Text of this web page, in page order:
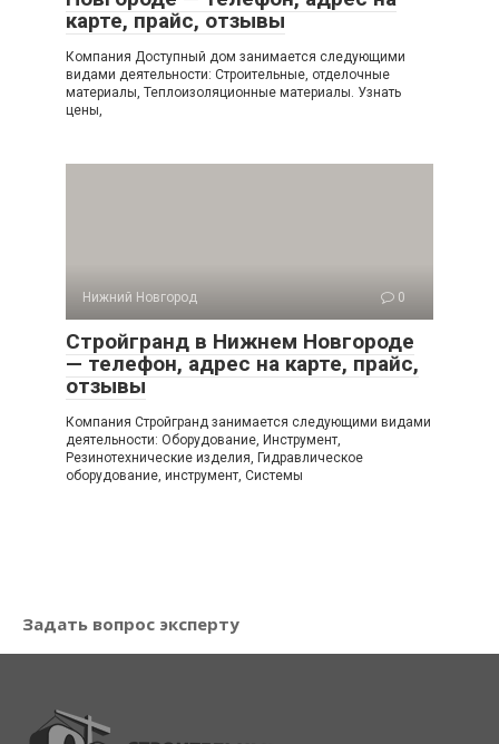
карте, прайс, отзывы
Компания Доступный дом занимается следующими
видами деятельности: Строительные, отделочные
материалы, Теплоизоляционные материалы. Узнать
цены,
Нижний Новгород 0
Стройгранд в Нижнем Новгороде
— телефон, адрес на карте, прайс,
отзывы
Компания Стройгранд занимается следующими видами
деятельности: Оборудование, Инструмент,
Резинотехнические изделия, Гидравлическое
оборудование, инструмент, Системы
Задать вопрос эксперту